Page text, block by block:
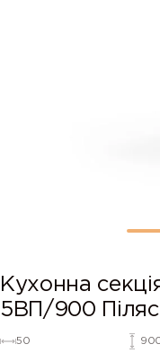
Кухонна
5ВП/900
50